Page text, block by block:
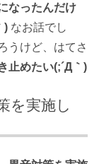
なったんだけ
) なお話でし
うけど、はてさ
止めたい(;´Д｀)
を実施し